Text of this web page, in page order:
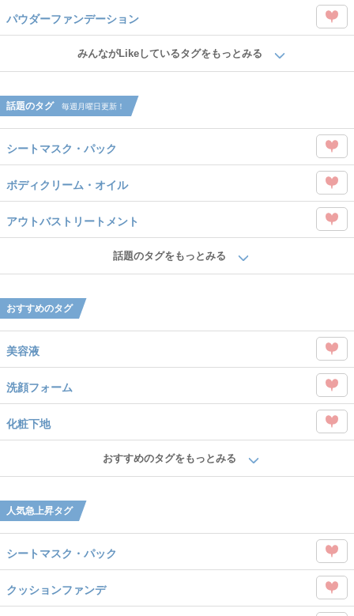
を
Like
この
タグ
Like
パウダーファンデーション
この
みんながLikeしているタグをもっとみる
話題のタグ 毎週月曜日更新！
シートマスク・パック
この
タグ
を
Like
ボディクリーム・オイル
この
タグ
Like
アウトバストリートメント
この
話題のタグをもっとみる
おすすめのタグ
美容液
この
タグ
を
Like
洗顔フォーム
この
タグ
Like
化粧下地
この
おすすめのタグをもっとみる
人気急上昇タグ
シートマスク・パック
この
タグ
クッションファンデ
この